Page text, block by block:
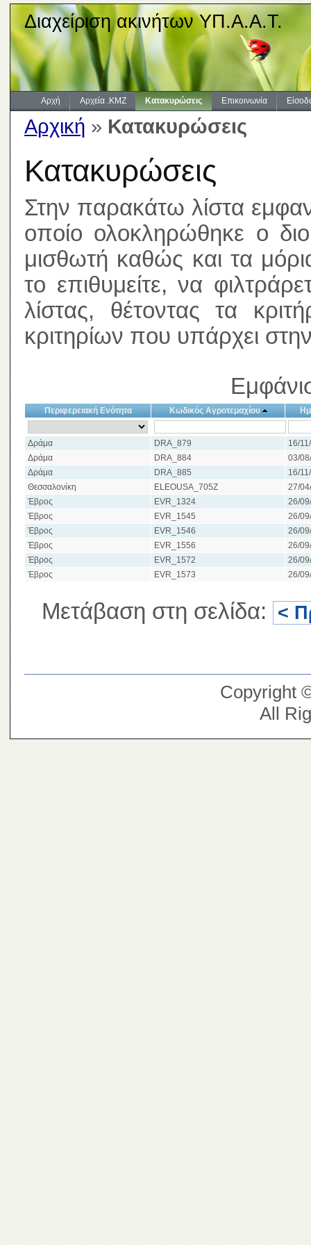
Διαχείριση ακινήτων ΥΠ.Α.Α.Τ.
Αρχή Αρχεία .KMZ Κατακυρώσεις Επικοινωνία
Αρχική » Κατακυρώσεις
Κατακυρώσεις
Στην παρακάτω λίστα
οποίο ολοκληρώθηκε ο
μισθωτή καθώς και τα
το επιθυμείτε, να
λίστας, θέτοντας τα
κριτηρίων που υπάρχει
Περιφερειακή Ενότητα Κωδικός Αγροτεμαχίου
Δράμα DRA_879
16/
Δράμα
DRA_884
03/
Δράμα
DRA_885
16/
Θεσσαλονίκη
ELEOUSA_705Z
27/
Έβρος
EVR_1324
26/
Έβρος
EVR_1545
26/
Έβρος
EVR_1546
26/
Έβρος
EVR_1556
26/
Έβρος
EVR_1572
26/
Έβρος
EVR_1573 26/
Μετάβαση στη σελίδα: <
Copyright
All